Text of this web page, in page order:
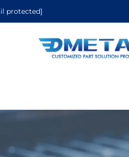
protected]